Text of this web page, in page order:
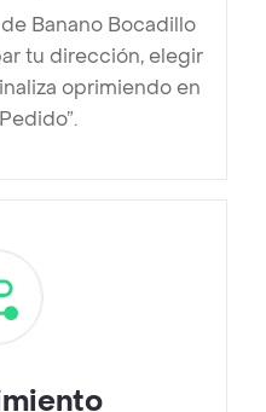
Banano Bocadillo
tu dirección, elegir
oprimiendo en